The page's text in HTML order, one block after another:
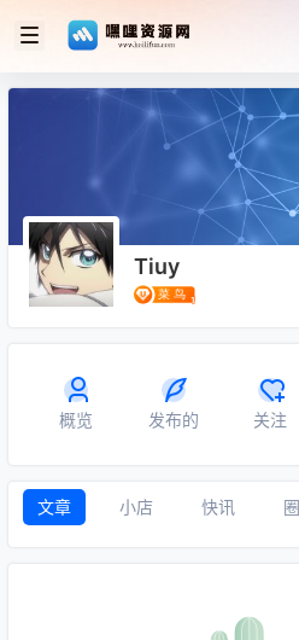
Tiuy
概览 发布的 关注
文章 小店 快讯